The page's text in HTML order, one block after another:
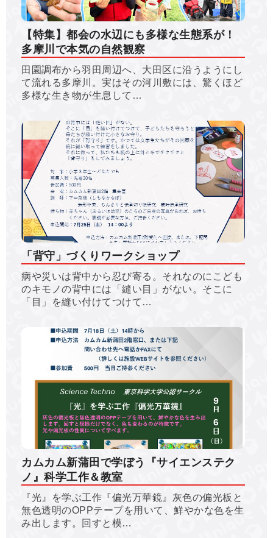
【特集】都会の水辺にも多様な生態系が！
多摩川で本気の自然観察
田園調布から羽田周辺へ、大田区に沿うようにし
て流れる多摩川。実はその河川敷には、驚くほど
多様な生き物が生息して…
「背守」づくりワークショップ
病や災いは背中から忍び寄る。それなのにこども
のキモノの背中には「縫い目」がない。そこに
「目」を縫い付けてつけて…
カムカム新蒲田で学ぼう『サイエンステク
ノ』科学工作＆教室
『光』を学ぶ工作『偏光万華鏡』灰色の偏光板と
無色透明のOPPテープを用いて、鮮やかな色を生
み出します。回すと模…